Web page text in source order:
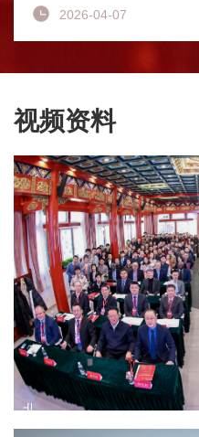
2026-04-07
视频资料
【精彩回顾】北京大学新
北京大学新结构经济学研